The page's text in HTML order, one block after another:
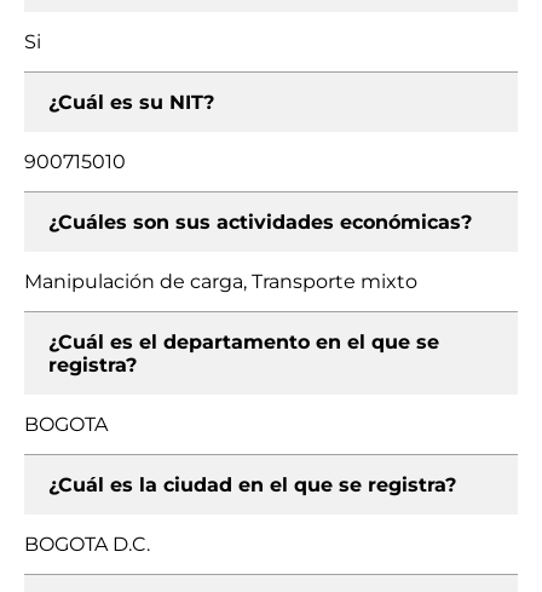
Si
¿Cuál es su NIT?
900715010
¿Cuáles son sus actividades económicas?
Manipulación de carga, Transporte mixto
¿Cuál es el departamento en el que se
registra?
BOGOTA
¿Cuál es la ciudad en el que se registra?
BOGOTA D.C.